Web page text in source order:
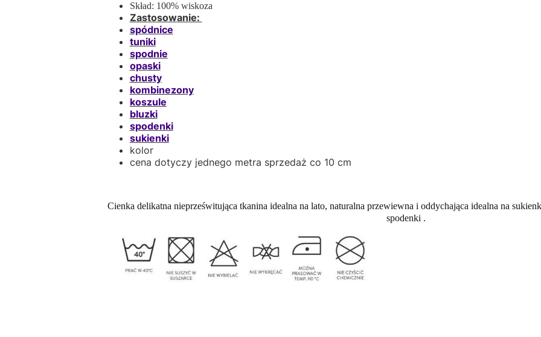
Skład: 100% wiskoza
Zastosowanie:
spódnice
tuniki
spodnie
opaski
chusty
kombinezony
koszule
bluzki
spodenki
sukienki
kolor
cena dotyczy jednego metra sprzedaż co 10 cm
Cienka delikatna nieprześwitująca tkanina idealna na lato, naturalna przewiewna i oddychająca idealna na
spodenki .